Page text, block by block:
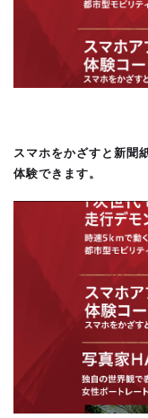
スマホをかざすと新聞
体験できます。